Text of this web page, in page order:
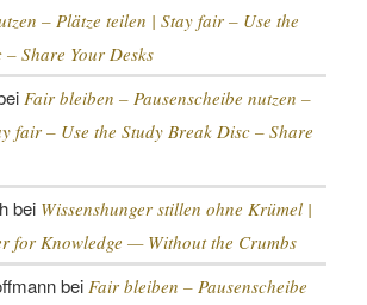
– Plätze teilen | Stay fair – Use the
Share Your Desks
Fair bleiben – Pausenscheibe nutzen –
fair – Use the Study Break Disc – Share
bei Wissenshunger stillen ohne Krümel |
for Knowledge — Without the Crumbs
bei Fair bleiben – Pausenscheibe